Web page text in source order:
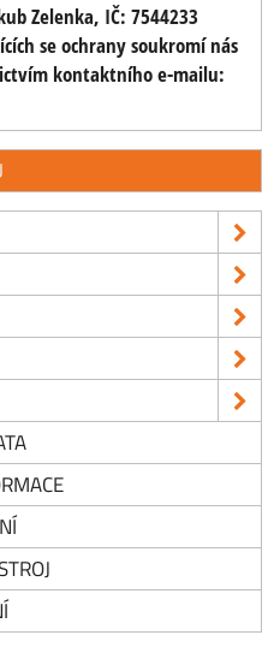
Zelenka, IČ: 7544233
se ochrany soukromí nás
kontaktního e-mailu: